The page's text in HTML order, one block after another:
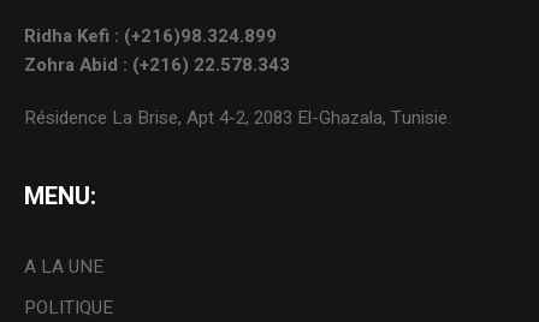
Ridha Kefi : (+216)98.324.899
Zohra Abid : (+216) 22.578.343
Résidence La Brise, Apt 4-2, 2083 El-Ghazala, Tunisie.
MENU:
A LA UNE
POLITIQUE